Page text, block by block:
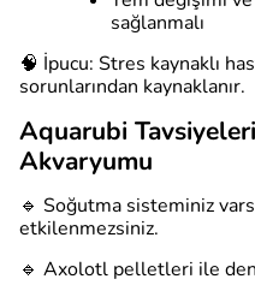
sağlanmalı
🧠 İpucu: Stres kaynaklı
sorunlarından kaynaklanır.
Aquarubi
Akvaryumu
🔹 Soğutma sisteminiz
etkilenmezsiniz.
🔹 Axolotl pelletleri ile